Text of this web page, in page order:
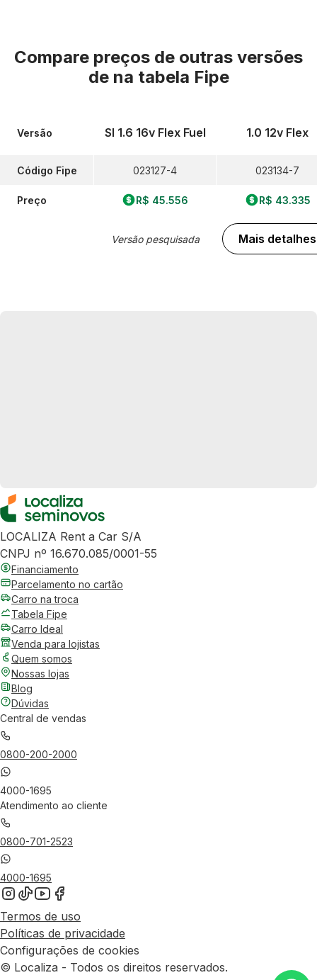
Compare preços de outras versões
de na tabela Fipe
Versão
Código Fipe
Preço
Sl 1.6 16v Flex Fuel
023127-4
R$ 45.556
Versão pesquisada
1.0 12v Flex
023134-7
R$ 43.335
Mais detalhes
LOCALIZA Rent a Car S/A
CNPJ nº 16.670.085/0001-55
Financiamento
Parcelamento no cartão
Carro na troca
Tabela Fipe
Carro Ideal
Venda para lojistas
Quem somos
Nossas lojas
Blog
Dúvidas
Central de vendas
0800-200-2000
4000-1695
Atendimento ao cliente
0800-701-2523
4000-1695
Termos de uso
Políticas de privacidade
Configurações de cookies
© Localiza - Todos os direitos reservados.